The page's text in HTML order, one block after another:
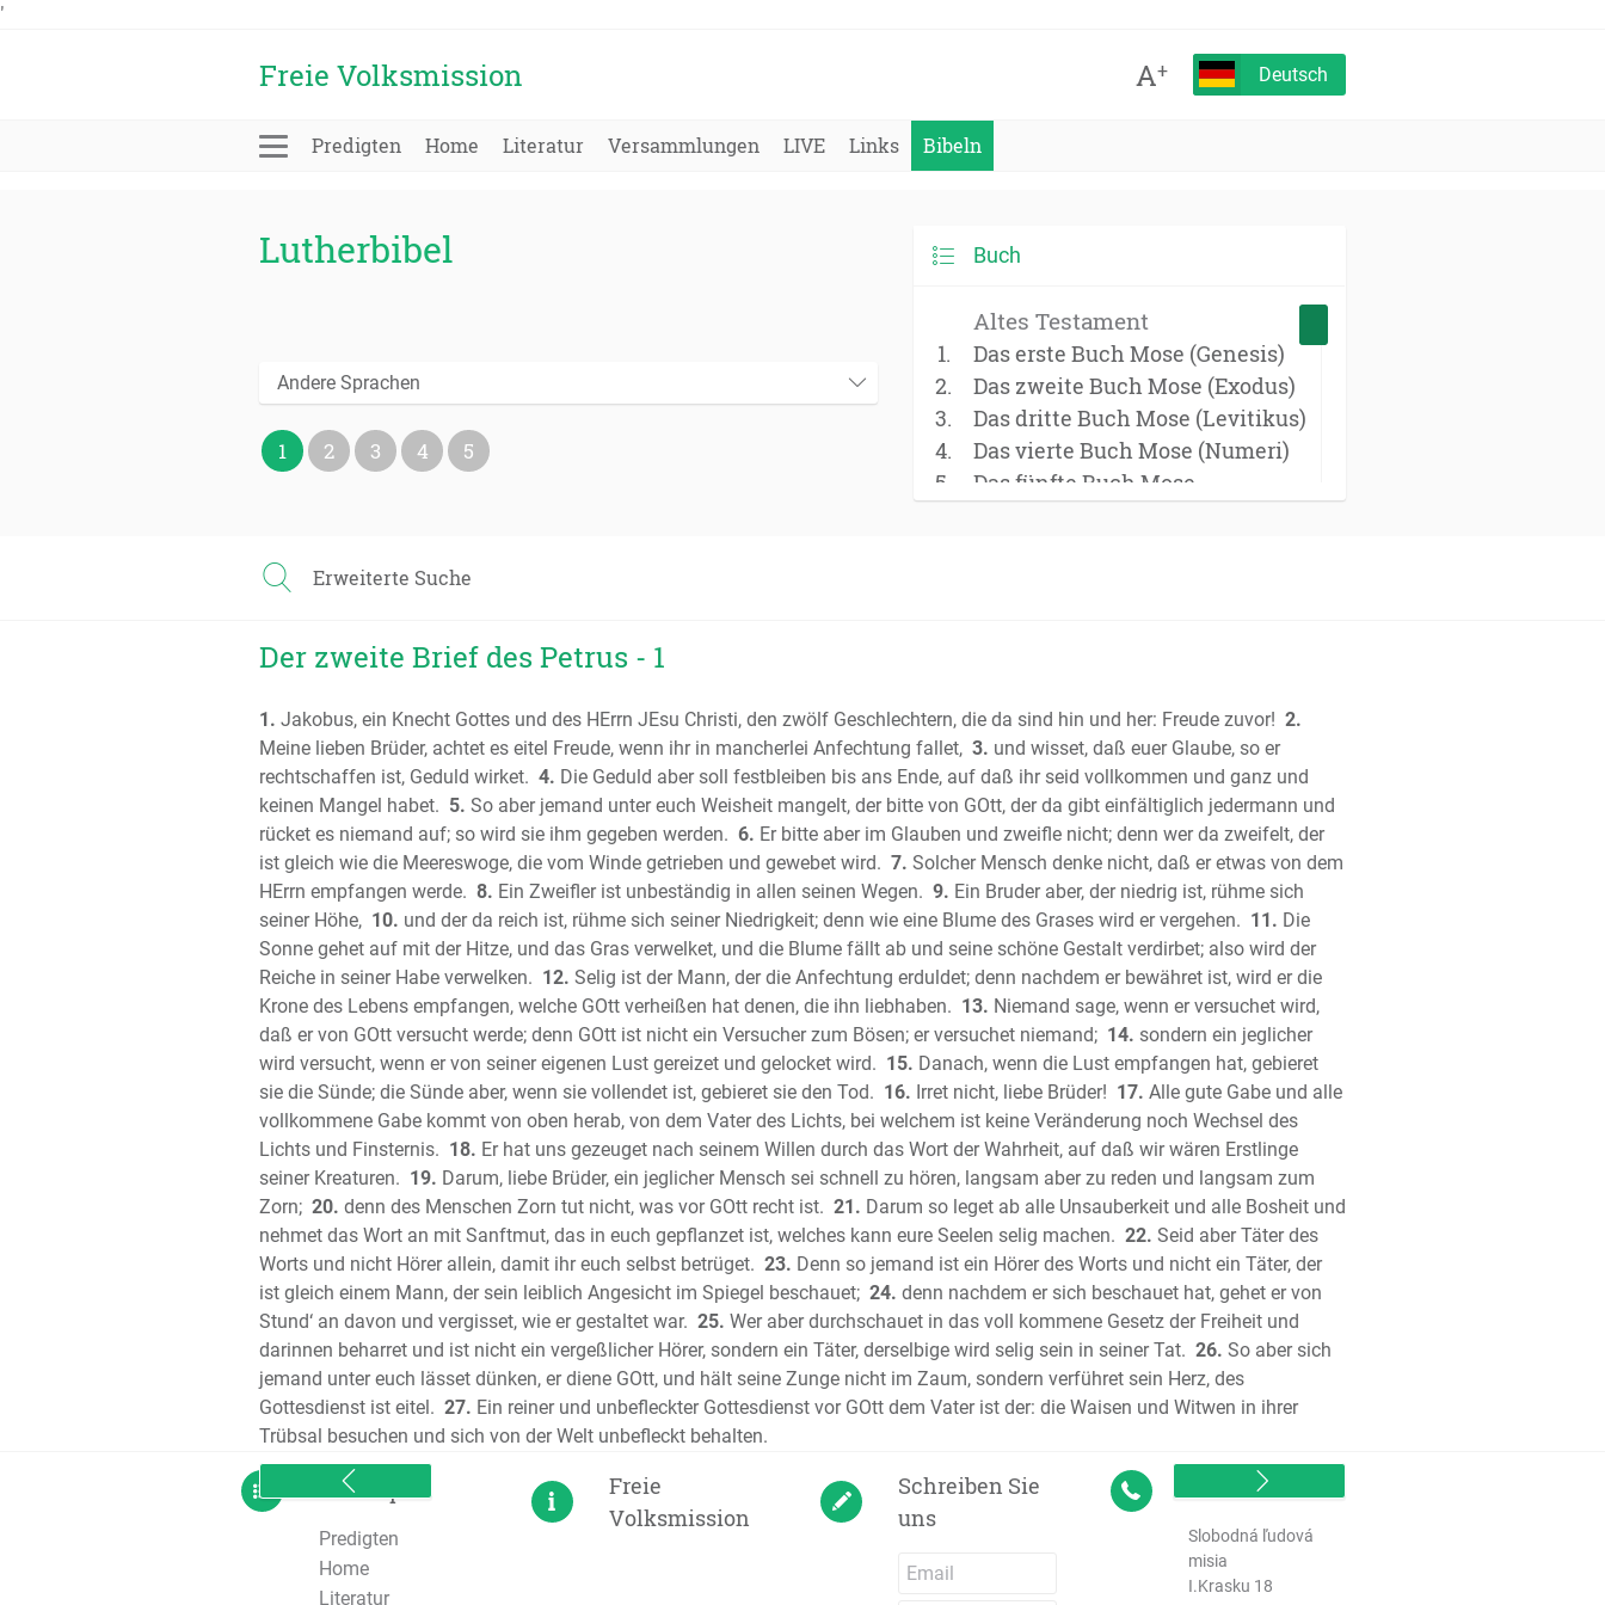
'
Freie Volksmission A+ Deutsch
Predigten Home Literatur Versammlungen LIVE Links Bibeln
Lutherbibel
Andere Sprachen
1 2 3 4 5
Buch
Altes Testament
Das erste Buch Mose (Genesis)
Das zweite Buch Mose (Exodus)
Das dritte Buch Mose (Levitikus)
Das vierte Buch Mose (Numeri)
Das fünfte Buch Mose
Das erste Buch der Könige
Das zweite Buch der Könige
Das erste Buch der Chronik
Das zweite Buch der Chronik
Das Buch Esra
Das Buch Nehemia
Das Buch Ester
Das Buch Hiob (Ijob)
Der Psalter
Die Sprüche Salomos
(Sprichwörter)
Der Prediger Salomo (Kohelet)
Das Hohelied Salomos
Der Prophet Jesaja
Der Prophet Jeremia
Die Klagelieder Jeremias
Der Prophet Hesekiel (Ezechiel)
Der Prophet Daniel
Der Prophet Hosea
Der Prophet Joel
Der Prophet Amos
Der Prophet Obadja
Der Prophet Jona
Der Prophet Nahum
Der Prophet Habakuk
Der Prophet Zephanja
Erweiterte Suche
Der zweite Brief des Petrus - 1
1. Jakobus, ein Knecht Gottes und des HErrn JEsu Christi, den zwölf Geschlechtern, die da sind hin und her: Freude zuvor! 2.
Meine lieben Brüder, achtet es eitel Freude, wenn ihr in mancherlei Anfechtung fallet, 3. und wisset, daß euer Glaube, so er
rechtschaffen ist, Geduld wirket. 4. Die Geduld aber soll festbleiben bis ans Ende, auf daß ihr seid vollkommen und ganz und
keinen Mangel habet. 5. So aber jemand unter euch Weisheit mangelt, der bitte von GOtt, der da gibt einfältiglich jedermann und
rücket es niemand auf; so wird sie ihm gegeben werden. 6. Er bitte aber im Glauben und zweifle nicht; denn wer da zweifelt, der
ist gleich wie die Meereswoge, die vom Winde getrieben und gewebet wird. 7. Solcher Mensch denke nicht, daß er etwas von dem
HErrn empfangen werde. 8. Ein Zweifler ist unbeständig in allen seinen Wegen. 9. Ein Bruder aber, der niedrig ist, rühme sich
seiner Höhe, 10. und der da reich ist, rühme sich seiner Niedrigkeit; denn wie eine Blume des Grases wird er vergehen. 11. Die
Sonne gehet auf mit der Hitze, und das Gras verwelket, und die Blume fällt ab und seine schöne Gestalt verdirbet; also wird der
Reiche in seiner Habe verwelken. 12. Selig ist der Mann, der die Anfechtung erduldet; denn nachdem er bewähret ist, wird er die
Krone des Lebens empfangen, welche GOtt verheißen hat denen, die ihn liebhaben. 13. Niemand sage, wenn er versuchet wird,
daß er von GOtt versucht werde; denn GOtt ist nicht ein Versucher zum Bösen; er versuchet niemand; 14. sondern ein jeglicher
wird versucht, wenn er von seiner eigenen Lust gereizet und gelocket wird. 15. Danach, wenn die Lust empfangen hat, gebieret
sie die Sünde; die Sünde aber, wenn sie vollendet ist, gebieret sie den Tod. 16. Irret nicht, liebe Brüder! 17. Alle gute Gabe und alle
vollkommene Gabe kommt von oben herab, von dem Vater des Lichts, bei welchem ist keine Veränderung noch Wechsel des
Lichts und Finsternis. 18. Er hat uns gezeuget nach seinem Willen durch das Wort der Wahrheit, auf daß wir wären Erstlinge
seiner Kreaturen. 19. Darum, liebe Brüder, ein jeglicher Mensch sei schnell zu hören, langsam aber zu reden und langsam zum
Zorn; 20. denn des Menschen Zorn tut nicht, was vor GOtt recht ist. 21. Darum so leget ab alle Unsauberkeit und alle Bosheit und
nehmet das Wort an mit Sanftmut, das in euch gepflanzet ist, welches kann eure Seelen selig machen. 22. Seid aber Täter des
Worts und nicht Hörer allein, damit ihr euch selbst betrüget. 23. Denn so jemand ist ein Hörer des Worts und nicht ein Täter, der
ist gleich einem Mann, der sein leiblich Angesicht im Spiegel beschauet; 24. denn nachdem er sich beschauet hat, gehet er von
Stund‘ an davon und vergisset, wie er gestaltet war. 25. Wer aber durchschauet in das voll kommene Gesetz der Freiheit und
darinnen beharret und ist nicht ein vergeßlicher Hörer, sondern ein Täter, derselbige wird selig sein in seiner Tat. 26. So aber sich
jemand unter euch lässet dünken, er diene GOtt, und hält seine Zunge nicht im Zaum, sondern verführet sein Herz, des
Gottesdienst ist eitel. 27. Ein reiner und unbefleckter Gottesdienst vor GOtt dem Vater ist der: die Waisen und Witwen in ihrer
Trübsal besuchen und sich von der Welt unbefleckt behalten.
sitemap
Predigten
Home
Literatur
Freie
Volksmission
Schreiben Sie
uns
Kontakt
Slobodná ľudová
misia
I.Krasku 18